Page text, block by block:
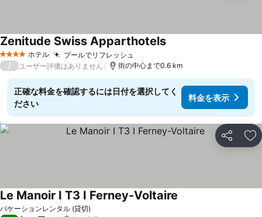
4 ホテルのランク
ホテル プールでリフレッシュ
Zenitude Swiss Apparthotels
/ ユーザー評価はありません 街の中心まで0.6 km
正確な料金を確認するには日付を選択してく
ださい
料金を表示
シェア お
バケーションレンタル (貸切)
Le Manoir I T3 I Ferney-Voltaire